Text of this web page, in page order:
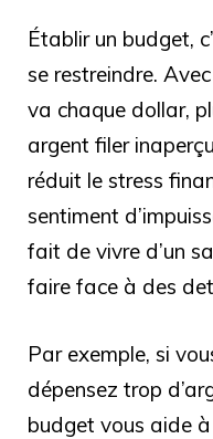
Établir un budget,
se restreindre.
va chaque dollar,
argent filer
réduit le stress
sentiment
fait de vivre d’un
faire face à des
Par exemple, si
dépensez trop
budget vous aide